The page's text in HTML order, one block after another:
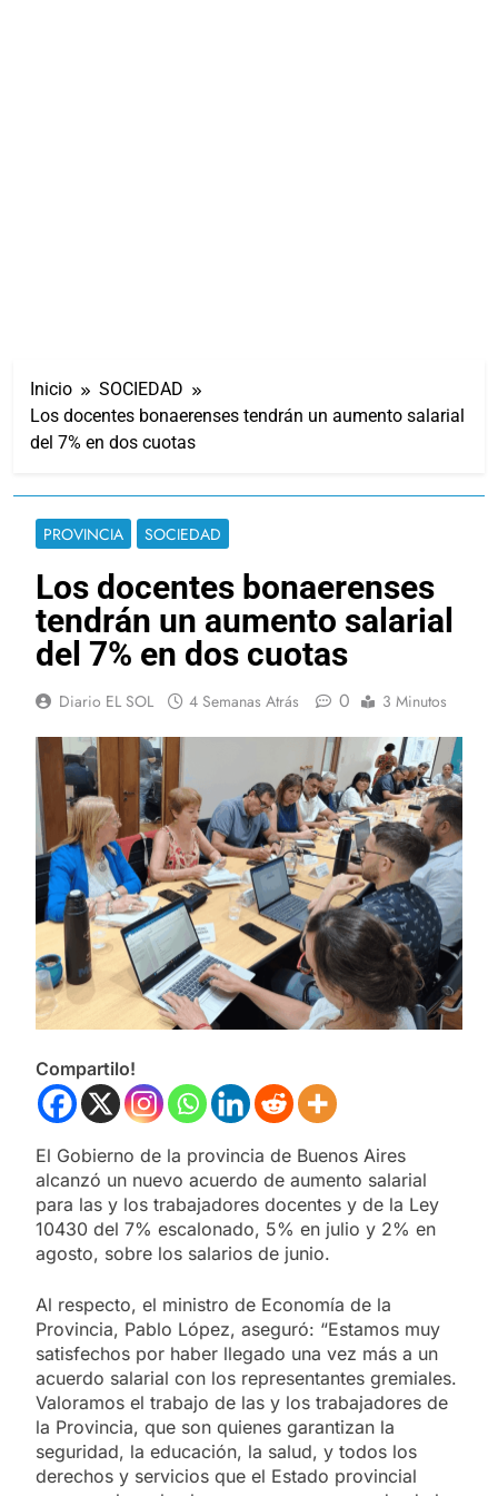
Inicio
SOCIEDAD
Los docentes bonaerenses tendrán un aumento salarial
del 7% en dos cuotas
PROVINCIA SOCIEDAD
Los docentes bonaerenses
tendrán un aumento salarial
del 7% en dos cuotas
Diario EL SOL 4 Semanas Atrás 0 3 Minutos
Compartilo!
El Gobierno de la provincia de Buenos Aires
alcanzó un nuevo acuerdo de aumento salarial
para las y los trabajadores docentes y de la Ley
10430 del 7% escalonado, 5% en julio y 2% en
agosto, sobre los salarios de junio.
Al respecto, el ministro de Economía de la
Provincia, Pablo López, aseguró: “Estamos muy
satisfechos por haber llegado una vez más a un
acuerdo salarial con los representantes gremiales.
Valoramos el trabajo de las y los trabajadores de
la Provincia, que son quienes garantizan la
seguridad, la educación, la salud, y todos los
derechos y servicios que el Estado provincial